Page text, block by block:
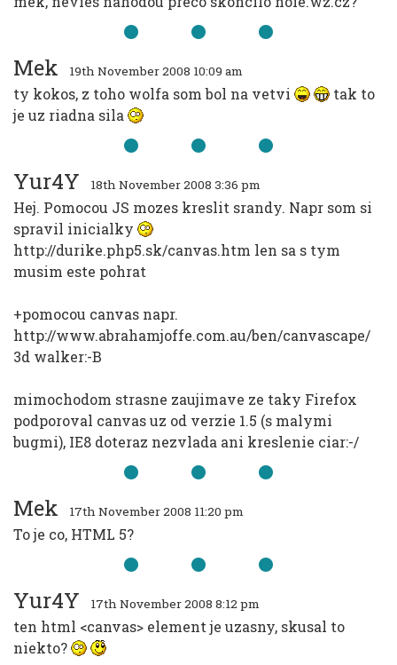
Mek 19th November 2008 10:09 am
ty kokos, z toho wolfa som bol na vetvi
tak to
je uz riadna sila
Yur4Y 18th November 2008 3:36 pm
Hej. Pomocou JS mozes kreslit srandy. Napr som si
spravil inicialky
http://durike.php5.sk/canvas.htm len sa s tym
musim este pohrat
+pomocou canvas napr.
http://www.abrahamjoffe.com.au/ben/canvascape/
3d walker:-B
mimochodom strasne zaujimave ze taky Firefox
podporoval canvas uz od verzie 1.5 (s malymi
bugmi), IE8 doteraz nezvlada ani kreslenie ciar:-/
Mek 17th November 2008 11:20 pm
To je co, HTML 5?
Yur4Y 17th November 2008 8:12 pm
ten html <canvas> element je uzasny, skusal to
niekto?